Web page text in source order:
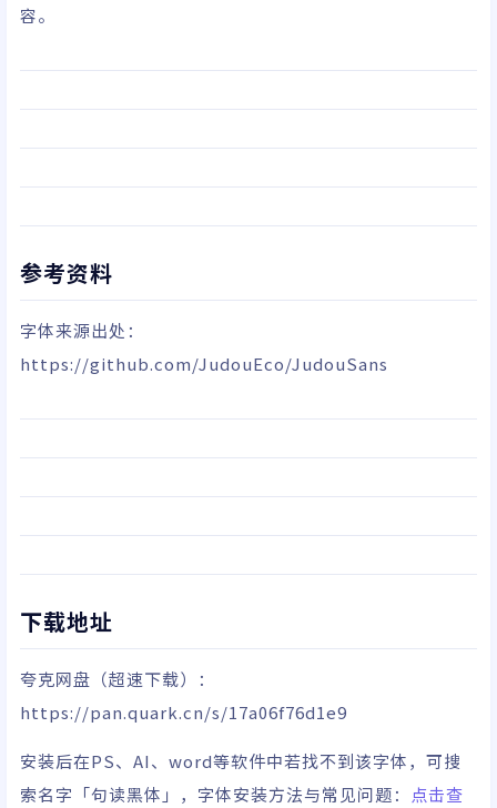
容。
参考资料
字体来源出处：
https://github.com/JudouEco/JudouSans
下载地址
夸克网盘 （超速下载）
：
https://pan.quark.cn/s/17a06f76d1e9
安装后在PS、AI、word等软件中若找不到该字体，可搜
索名字「句读黑体」，字体安装方法与常见问题： 点击查